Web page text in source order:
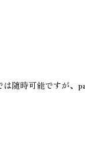
随時可能ですが